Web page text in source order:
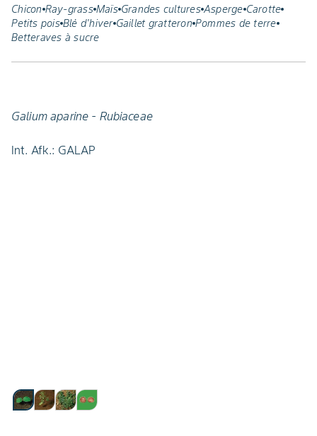
Chicon Ray-grass Maïs Grandes cultures Asperge Carotte
Petits pois Blé d'hiver Gaillet gratteron Pommes de terre
Betteraves à sucre
Galium aparine - Rubiaceae
Int. Afk.: GALAP